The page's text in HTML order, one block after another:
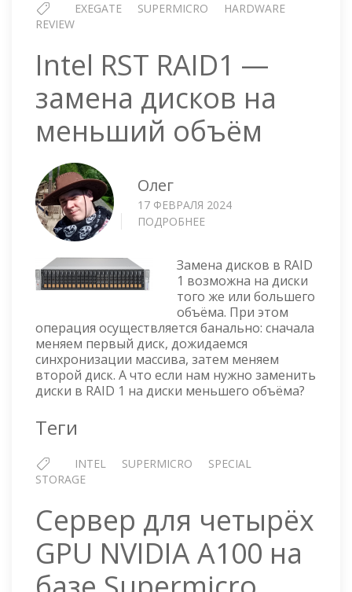
EXEGATE SUPERMICRO
HARDWARE
REVIEW
Intel RST RAID1 —
замена дисков на
меньший объём
Олег
17 ФЕВРАЛЯ 2024
ПОДРОБНЕЕ
RAID1
—
ЗАМЕНА
ДИСКОВ
НА
МЕНЬШИЙ
ОБЪЁМ
Замена дисков в RAID
1 возможна на диски
того же или большего
объёма. При этом
операция осуществляется банально: сначала
меняем первый диск, дожидаемся
синхронизации массива, затем меняем
второй диск. А что если нам нужно заменить
диски в RAID 1 на диски меньшего объёма?
Теги
INTEL SUPERMICRO
SPECIAL
STORAGE
Сервер для четырёх
GPU NVIDIA A100 на